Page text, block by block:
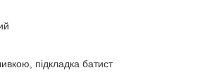
підкладка батист